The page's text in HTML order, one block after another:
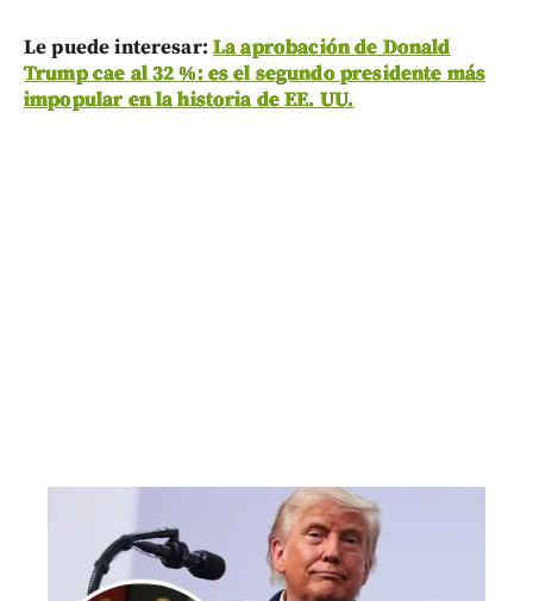
Le puede interesar: La aprobación de Donald
Trump cae al 32 %: es el segundo presidente más
impopular en la historia de EE. UU.